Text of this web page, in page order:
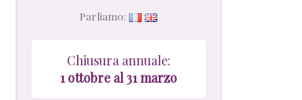
Parliamo:
Chiusura annuale:
1ottobre al 31 marzo